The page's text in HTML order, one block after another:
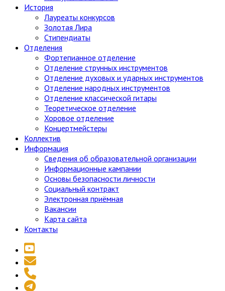
История
Лауреаты конкурсов
Золотая Лира
Стипендиаты
Отделения
Фортепианное отделение
Отделение струнных инструментов
Отделение духовых и ударных инструментов
Отделение народных инструментов
Отделение классической гитары
Теоретическое отделение
Хоровое отделение
Концертмейстеры
Коллектив
Информация
Сведения об образовательной организации
Информационные кампании
Основы безопасности личности
Социальный контракт
Электронная приёмная
Вакансии
Карта сайта
Контакты
youtube
email
telegram